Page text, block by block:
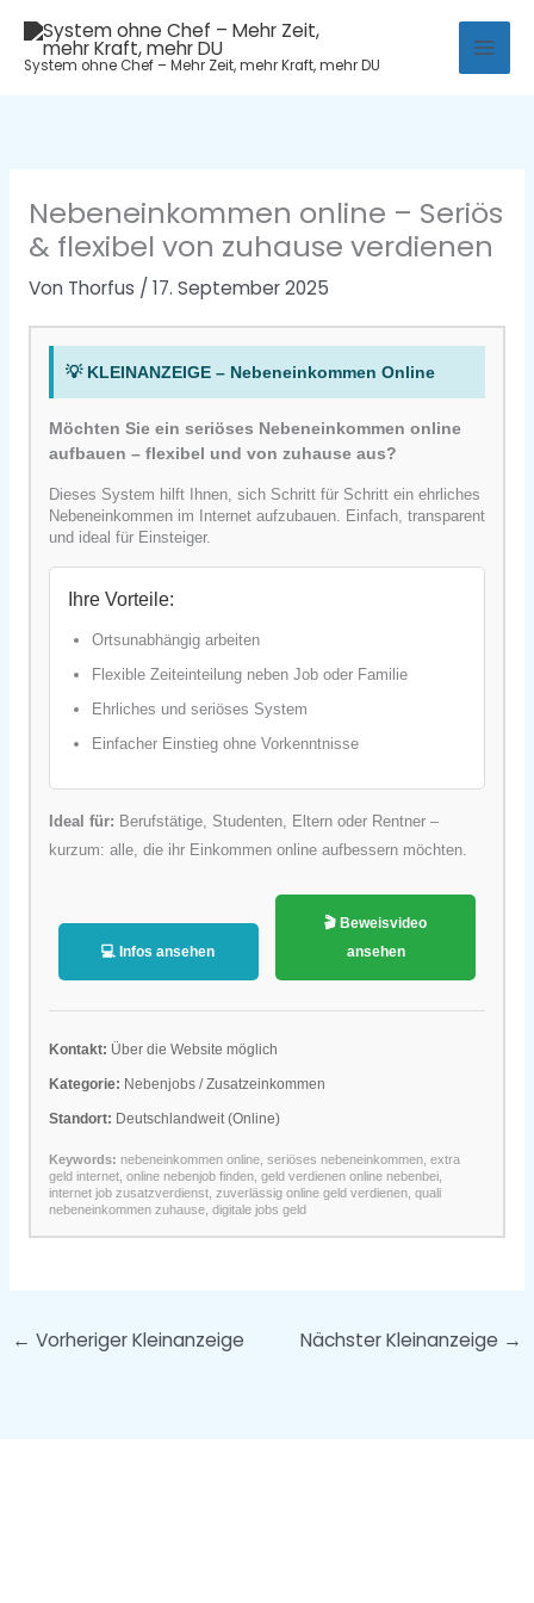
Inhalt
springen
System ohne Chef – Mehr Zeit, mehr Kraft, mehr DU
Nebeneinkommen online – Seriös
& flexibel von zuhause verdienen
Von Thorfus / 17. September 2025
💡 KLEINANZEIGE – Nebeneinkommen Online
Möchten Sie ein seriöses Nebeneinkommen online
aufbauen – flexibel und von zuhause aus?
Dieses System hilft Ihnen, sich Schritt für Schritt ein ehrliches
Nebeneinkommen im Internet aufzubauen. Einfach, transparent
und ideal für Einsteiger.
Ihre Vorteile:
Ortsunabhängig arbeiten
Flexible Zeiteinteilung neben Job oder Familie
Ehrliches und seriöses System
Einfacher Einstieg ohne Vorkenntnisse
Ideal für: Berufstätige, Studenten, Eltern oder Rentner –
kurzum: alle, die ihr Einkommen online aufbessern möchten.
💻 Infos ansehen
🎬 Beweisvideo
ansehen
Kontakt: Über die Website möglich
Kategorie: Nebenjobs / Zusatzeinkommen
Standort: Deutschlandweit (Online)
Keywords: nebeneinkommen online, seriöses nebeneinkommen, extra
geld internet, online nebenjob finden, geld verdienen online nebenbei,
internet job zusatzverdienst, zuverlässig online geld verdienen, quali
nebeneinkommen zuhause, digitale jobs geld
← Vorheriger Kleinanzeige Nächster Kleinanzeige →